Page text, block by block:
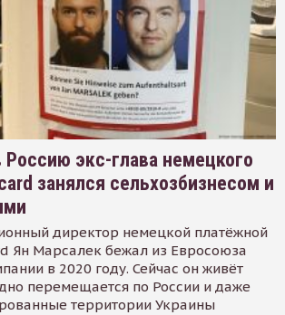
экс-глава немецкого
занялся сельхозбизнесом и
директор немецкой платёжной
Ян Марсалек бежал из Евросоюза
в 2020 году. Сейчас он живёт
перемещается по России и даже
территории Украины